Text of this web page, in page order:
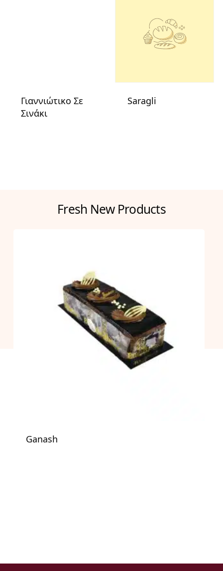
Γιαννιώτικο Σε
Σινάκι
Saragli
Fresh New Products
Ganash